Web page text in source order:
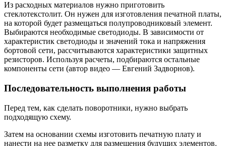
Из расходных материалов нужно приготовить
стеклотекстолит. Он нужен для изготовления печатной платы,
на которой будет размещаться полупроводниковый элемент.
Выбираются необходимые светодиоды. В зависимости от
характеристик светодиоды и значений тока и напряжения
бортовой сети, рассчитываются характеристики защитных
резисторов. Используя расчеты, подбираются остальные
компоненты сети (автор видео — Евгений Задворнов).
Последовательность выполнения работы
Перед тем, как сделать поворотники, нужно выбрать
подходящую схему.
Затем на основании схемы изготовить печатную плату и
нанести на нее разметку для размещения будущих элементов.